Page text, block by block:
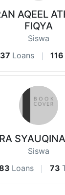
AQEEL
FIQYA
Siswa
Loans 116
Siswa
Loans 73